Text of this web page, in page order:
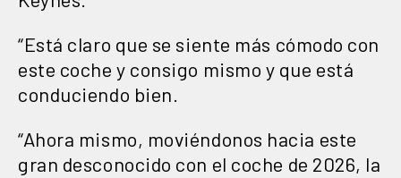
“Está claro que se siente más cómodo con
este coche y consigo mismo y que está
conduciendo bien.
“Ahora mismo, moviéndonos hacia este
gran desconocido con el coche de 2026, la